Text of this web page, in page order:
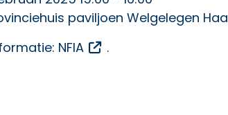
paviljoen Welgelegen
NFIA Opent een externe
.